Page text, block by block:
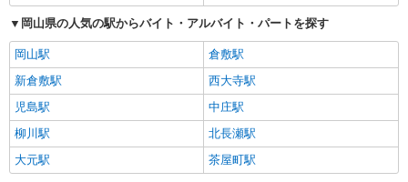
岡山県の人気の駅からバイト・アルバイト・パートを探す
岡山駅
倉敷駅
新倉敷駅
西大寺駅
児島駅
中庄駅
柳川駅
北長瀬駅
大元駅
茶屋町駅